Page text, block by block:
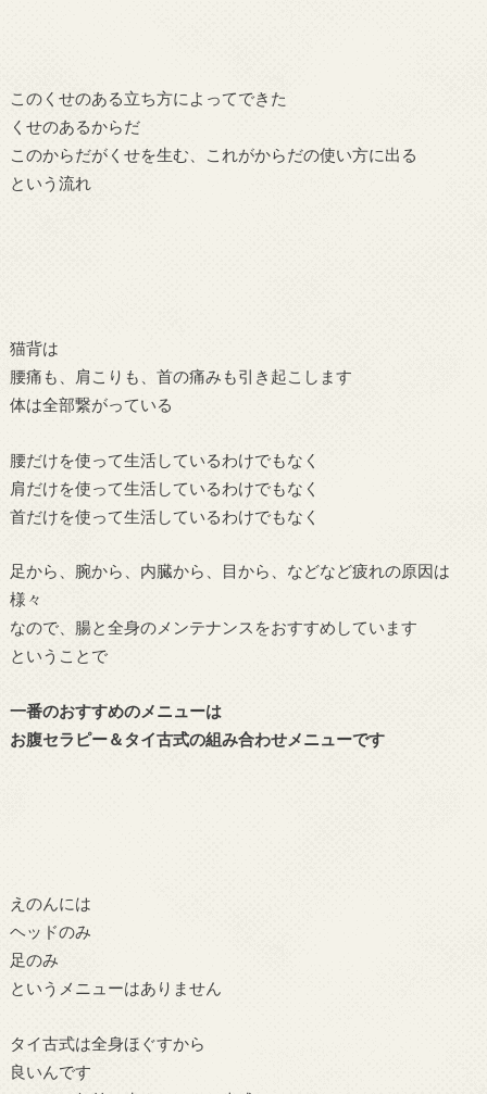
このくせのある立ち方によってできた
くせのあるからだ
このからだがくせを生む、これがからだの使い方に出る
という流れ
猫背は
腰痛も、肩こりも、首の痛みも引き起こします
体は全部繋がっている
腰だけを使って生活しているわけでもなく
肩だけを使って生活しているわけでもなく
首だけを使って生活しているわけでもなく
足から、腕から、内臓から、目から、などなど疲れの原因は
様々
なので、腸と全身のメンテナンスをおすすめしています
ということで
一番のおすすめのメニューは
お腹セラピー＆タイ古式の組み合わせメニューです
えのんには
ヘッドのみ
足のみ
というメニューはありません
タイ古式は全身ほぐすから
良いんです